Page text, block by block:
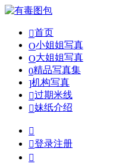
首页
小姐姐写真
大姐姐写真
精品写真集
机构写真
过期米线
妹纸介绍
登录注册